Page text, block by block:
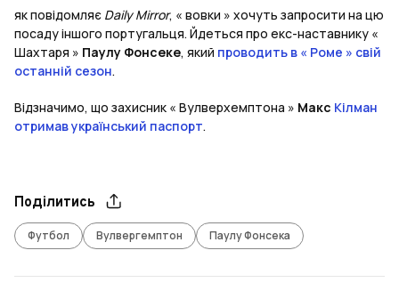
як повідомляє Daily Mirror, « вовки » хочуть запросити на цю
посаду іншого португальця. Йдеться про екс-наставнику «
Шахтаря » Паулу Фонсеке, який проводить в « Роме » свій
останній сезон.
Відзначимо, що захисник « Вулверхемптона » Макс Кілман
отримав український паспорт.
Поділитись
Футбол Вулвергемптон Паулу Фонсека